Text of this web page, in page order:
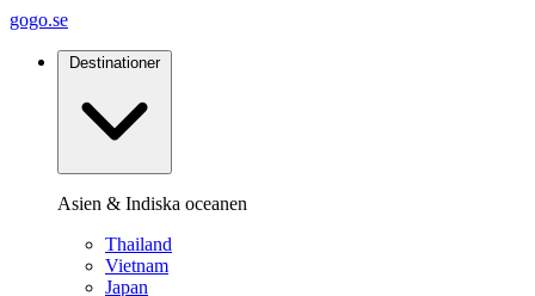
gogo.se
Destinationer
Asien & Indiska oceanen
Thailand
Vietnam
Japan